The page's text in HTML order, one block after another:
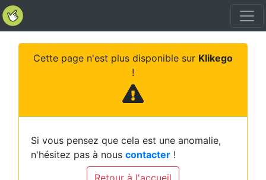
Cette page n'est plus disponible sur Klikego
!
Si vous pensez que cela est une anomalie,
n'hésitez pas à nous contacter !
Retour à l'accueil